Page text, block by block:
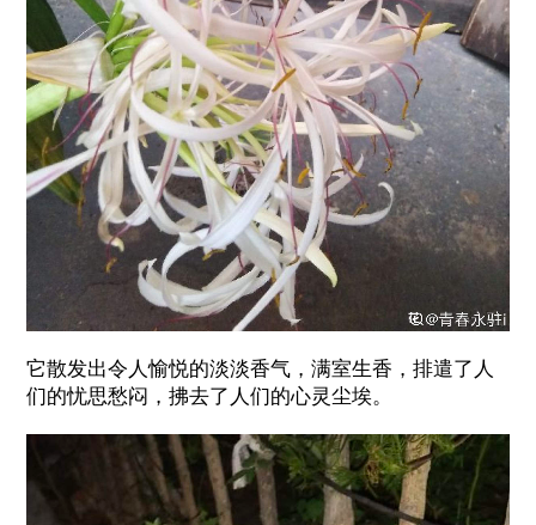
它散发出令人愉悦的淡淡香气，满室生香，排遣了人
们的忧思愁闷，拂去了人们的心灵尘埃。